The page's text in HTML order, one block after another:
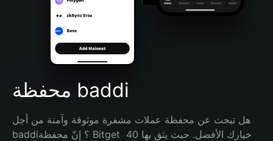
Português (Brasil)
Español (Argentina)
محفظة baddi
هل تبحث عن محفظة عملات مشفرة موثوقة وآمنة من أجل
baddi؟ إنّ محفظة Bitget خيارك الأفضل. حيث يثق بها 40